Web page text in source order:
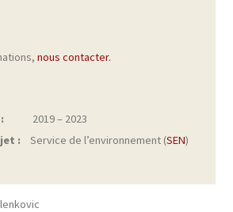
nous contacter.
2019 – 2023
:
Service de l’environnement (SEN)